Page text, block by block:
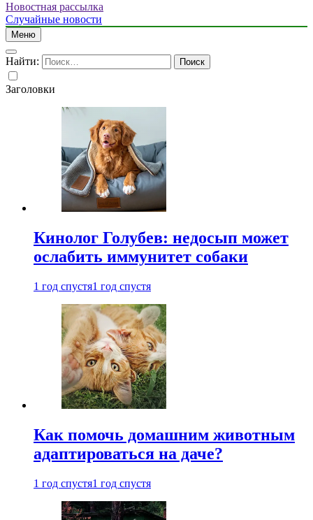
Новостная рассылка
Случайные новости
Меню
Найти:
Заголовки
Кинолог Голубев: недосып может
ослабить иммунитет собаки
1 год спустя1 год спустя
Как помочь домашним животным
адаптироваться на даче?
1 год спустя1 год спустя